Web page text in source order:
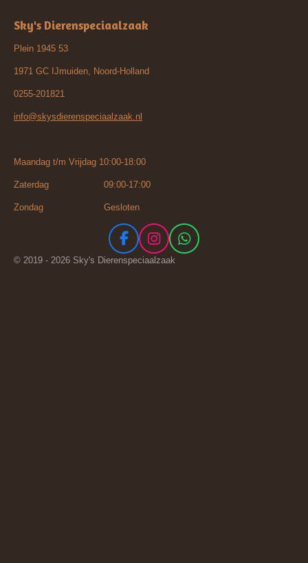
Sky's Dierenspeciaalzaak
Plein 1945 53
1971 GC IJmuiden, Noord-Holland
0255-201821
info@skysdierenspeciaalzaak.nl
Maandag t/m Vrijdag 10:00-18:00
Zaterdag 09:00-17:00
Zondag Gesloten
F
a
I
n
W
© 2019 - 2026 Sky's Dierenspeciaalzaak